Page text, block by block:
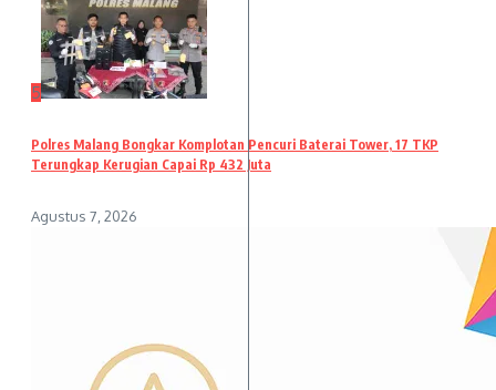
5
Polres Malang Bongkar Komplotan Pencuri Baterai Tower, 17 TKP
Terungkap Kerugian Capai Rp 432 Juta
Agustus 7, 2026